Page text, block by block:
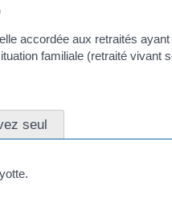
accordée aux retraités
familiale (retraité vivant
seul